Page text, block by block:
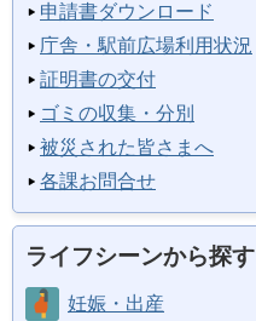
申請書ダウンロード
庁舎・駅前広場利用状況
証明書の交付
ゴミの収集・分別
被災された皆さまへ
各課お問合せ
ライフシーンから探す
妊娠・出産